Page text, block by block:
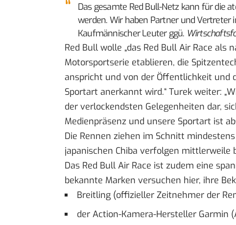
Das gesamte Red Bull-Netz kann für die
werden. Wir haben Partner und Vertreter
Kaufmännischer Leuter ggü.
Red Bull wolle „das Red Bull Air Race
Motorsportserie etablieren, die
anspricht und von der Öffentlichkeit und
Sportart anerkannt wird.“ Turek weiter:
der verlockendsten Gelegenheiten dar,
Medienpräsenz und unsere Sportart ist
Die Rennen ziehen im Schnitt
japanischen Chiba verfolgen mittlerweile
Das Red Bull Air Race ist zudem eine
bekannte Marken versuchen hier, ihre
Breitling (offizieller Zeitnehmer der
der Action-Kamera-Hersteller Garmin